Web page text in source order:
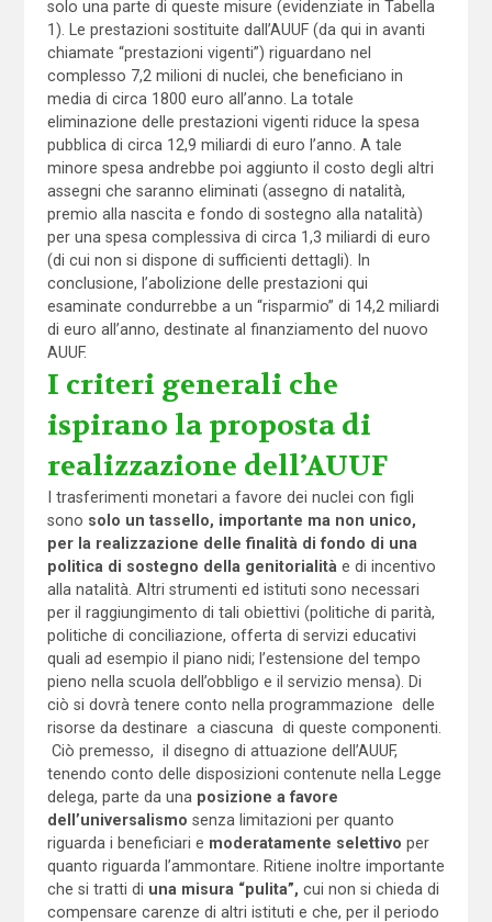
solo una parte di queste misure (evidenziate in Tabella
1). Le prestazioni sostituite dall’AUUF (da qui in avanti
chiamate “prestazioni vigenti”) riguardano nel
complesso 7,2 milioni di nuclei, che beneficiano in
media di circa 1800 euro all’anno. La totale
eliminazione delle prestazioni vigenti riduce la spesa
pubblica di circa 12,9 miliardi di euro l’anno. A tale
minore spesa andrebbe poi aggiunto il costo degli altri
assegni che saranno eliminati (assegno di natalità,
premio alla nascita e fondo di sostegno alla natalità)
per una spesa complessiva di circa 1,3 miliardi di euro
(di cui non si dispone di sufficienti dettagli). In
conclusione, l’abolizione delle prestazioni qui
esaminate condurrebbe a un “risparmio” di 14,2 miliardi
di euro all’anno, destinate al finanziamento del nuovo
AUUF.
I criteri generali che
ispirano la proposta di
realizzazione dell’AUUF
I trasferimenti monetari a favore dei nuclei con figli
sono solo un tassello, importante ma non unico,
per la realizzazione delle finalità di fondo di una
politica di sostegno della genitorialità e di incentivo
alla natalità. Altri strumenti ed istituti sono necessari
per il raggiungimento di tali obiettivi (politiche di parità,
politiche di conciliazione, offerta di servizi educativi
quali ad esempio il piano nidi; l’estensione del tempo
pieno nella scuola dell’obbligo e il servizio mensa). Di
ciò si dovrà tenere conto nella programmazione delle
risorse da destinare a ciascuna di queste componenti.
Ciò premesso, il disegno di attuazione dell’AUUF,
tenendo conto delle disposizioni contenute nella Legge
delega, parte da una posizione a favore
dell’universalismo senza limitazioni per quanto
riguarda i beneficiari e moderatamente selettivo per
quanto riguarda l’ammontare. Ritiene inoltre importante
che si tratti di una misura “pulita”, cui non si chieda di
compensare carenze di altri istituti e che, per il periodo